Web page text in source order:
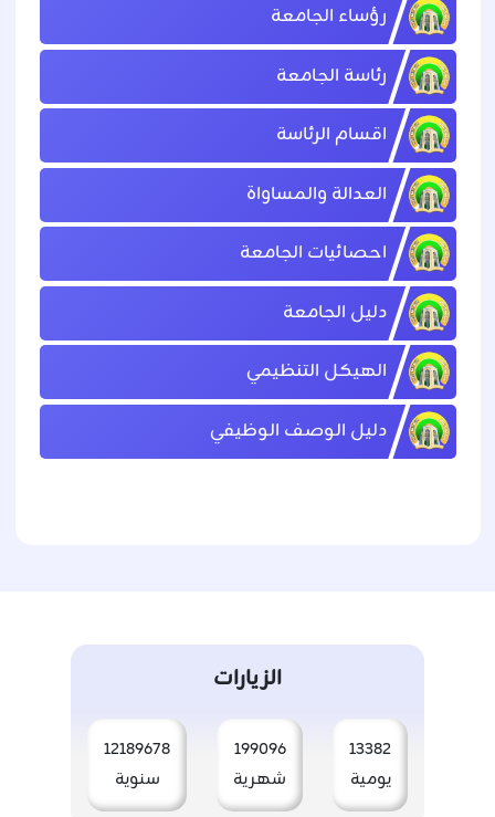
رؤساء الجامعة
رئاسة الجامعة
اقسام الرئاسة
العدالة والمساواة
احصائيات الجامعة
دليل الجامعة
الهيكل التنظيمي
دليل الوصف الوظيفي
الزيارات
13382
يومية
199096
شهرية
12189678
سنوية